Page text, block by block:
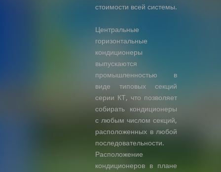
стоимости всей системы.
Центральные
горизонтальные
кондиционеры
выпускаются
промышленностью в
виде типовых секций
серии КТ, что позволяет
собирать кондиционеры
с любым числом секций,
расположенных в любой
последовательности.
Расположение
кондиционеров в плане